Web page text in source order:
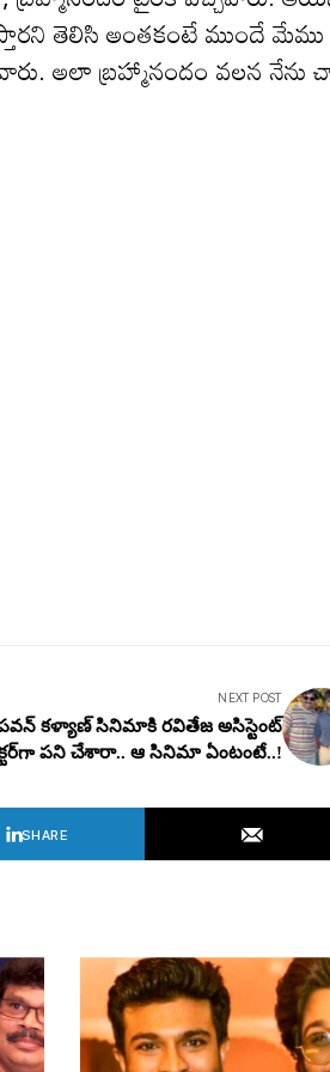
తెలిసి అంతకంటే ముందే మేము
అలా బ్ర‌హ్మానందం వ‌ల‌న
NEXT POST
ప‌వన్ క‌ళ్యాణ్ సినిమాకి ర‌వితేజ అసిస్టెంట్
ప‌ని చేశారా.. ఆ సినిమా ఏంటంటే..!
SHARE